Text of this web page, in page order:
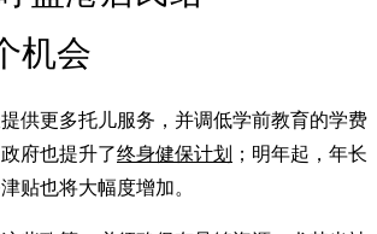
机会
供更多托儿服务，并调低学前教育的学费
府也提升了终身健保计划
；明年起，年长
贴也将大幅度增加。